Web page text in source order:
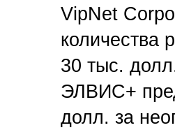
VipNet
количества
30 тыс.
ЭЛВИС+
долл. за